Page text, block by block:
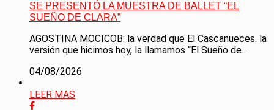
SE PRESENTÓ LA MUESTRA DE BALLET “EL
SUEÑO DE CLARA”
AGOSTINA MOCICOB: la verdad que El Cascanueces. la
versión que hicimos hoy, la llamamos “El Sueño de...
04/08/2026
LEER MAS